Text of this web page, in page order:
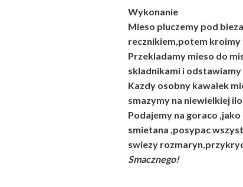
Wykonanie
Mieso pluczemy pod
recznikiem,potem
Przekladamy mieso do
skladnikami i
Kazdy osobny kawalek
smazymy na niewielkiej
Podajemy na goraco
smietana ,posypac
swiezy
Smacznego!